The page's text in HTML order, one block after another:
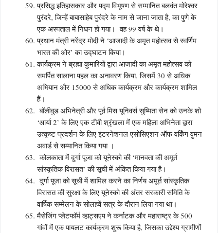
प्रसिद्ध इतिहासकार और पद्म विभूषण से सम्मानित बलवंत मोरेश्वर
पुरंदरे, जिन्हें बाबासाहेब पुरंदरे के नाम से जाना जाता है, का पुणे के
एक अस्पताल में निधन हो गया। वह 99 वर्ष के थे।
प्रधान मंत्री नरेंद्र मोदी ने ‘आजादी के अमृत महोत्सव से स्वर्णिम
भारत की ओर’ का उद्घाटन किया।
कार्यक्रम ने ब्रह्मा कुमारियों द्वारा आजादी का अमृत महोत्सव को
समर्पित सालाना पहल का अनावरण किया, जिसमें 30 से अधिक
अभियान और 15000 से अधिक कार्यक्रम और कार्यक्रम शामिल
हैं।
बॉलीवुड अभिनेत्री और पूर्व मिस यूनिवर्स सुष्मिता सेन को उनके शो
‘आर्या 2’ के लिए एक टीवी श्रृंखला में एक महिला अभिनेता द्वारा
उत्कृष्ट प्रदर्शन के लिए इंटरनेशनल एसोसिएशन ऑफ वर्किंग वुमन
अवार्ड से सम्मानित किया गया ।
कोलकाता में दुर्गा पूजा को यूनेस्को की ‘मानवता की अमूर्त
सांस्कृतिक विरासत’ की सूची में अंकित किया गया है।
दुर्गा पूजा को सूची में शामिल करने का निर्णय अमूर्त सांस्कृतिक
विरासत की सुरक्षा के लिए यूनेस्को की अंतर सरकारी समिति के
वार्षिक सम्मेलन के सोलहवें सत्र के दौरान लिया गया था।
मैसेजिंग प्लेटफॉर्म व्हाट्सएप ने कर्नाटक और महाराष्ट्र के 500
गांवों में एक पायलट कार्यक्रम शुरू किया है, जिसका उद्देश्य ग्रामीणों